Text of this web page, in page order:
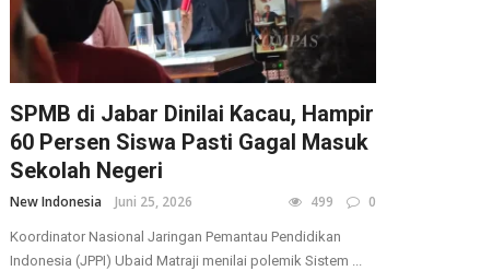
SPMB di Jabar Dinilai Kacau, Hampir
60 Persen Siswa Pasti Gagal Masuk
Sekolah Negeri
New Indonesia Juni 25, 2026 499 0
Koordinator Nasional Jaringan Pemantau Pendidikan
Indonesia (JPPI) Ubaid Matraji menilai polemik Sistem ...